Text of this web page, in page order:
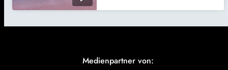
Medienpartner von: